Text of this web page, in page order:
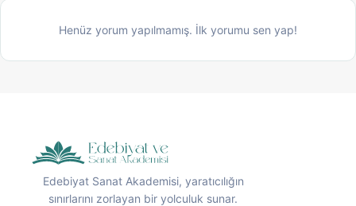
Henüz yorum yapılmamış. İlk yorumu sen yap!
Edebiyat Sanat Akademisi, yaratıcılığın
sınırlarını zorlayan bir yolculuk sunar.